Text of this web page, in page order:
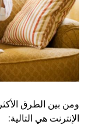
ومن بين الطرق
الإنترنت هي التالية: